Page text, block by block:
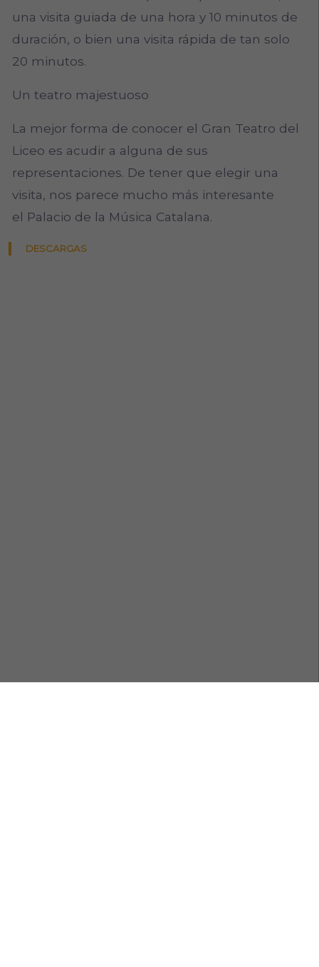
una visita guiada de una hora y 10 minutos de
duración, o bien una visita rápida de tan solo
20 minutos.
Un teatro majestuoso
La mejor forma de conocer el Gran Teatro del
Liceo es acudir a alguna de sus
representaciones. De tener que elegir una
visita, nos parece mucho más interesante
el Palacio de la Música Catalana.
DESCARGAS